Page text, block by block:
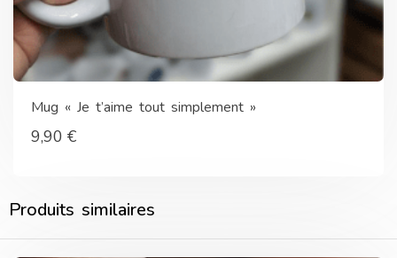
Mug « Je t’aime tout simplement »
9,90 €
Produits similaires